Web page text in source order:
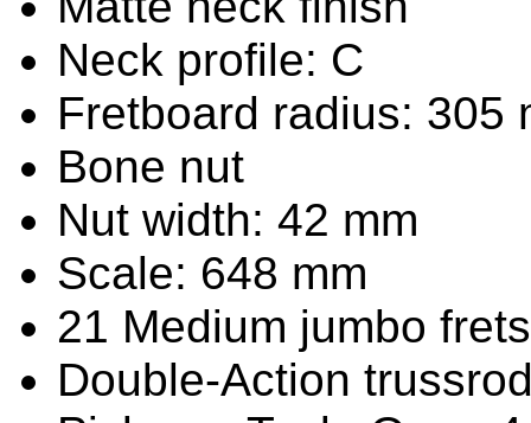
Neck profile: C
Fretboard radius: 305
Bone nut
Nut width: 42 mm
Scale: 648 mm
21 Medium jumbo frets
Double-Action